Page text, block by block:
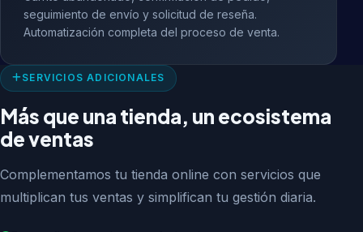
seguimiento de envío y solicitud de reseña.
Automatización completa del proceso de venta.
SERVICIOS ADICIONALES
Más que una tienda, un ecosistema
de ventas
Complementamos tu tienda online con servicios que
multiplican tus ventas y simplifican tu gestión diaria.